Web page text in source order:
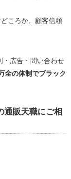
ころか、顧客信頼
・広告・問い合わせ
全の体制でブラック
通販天職にご相